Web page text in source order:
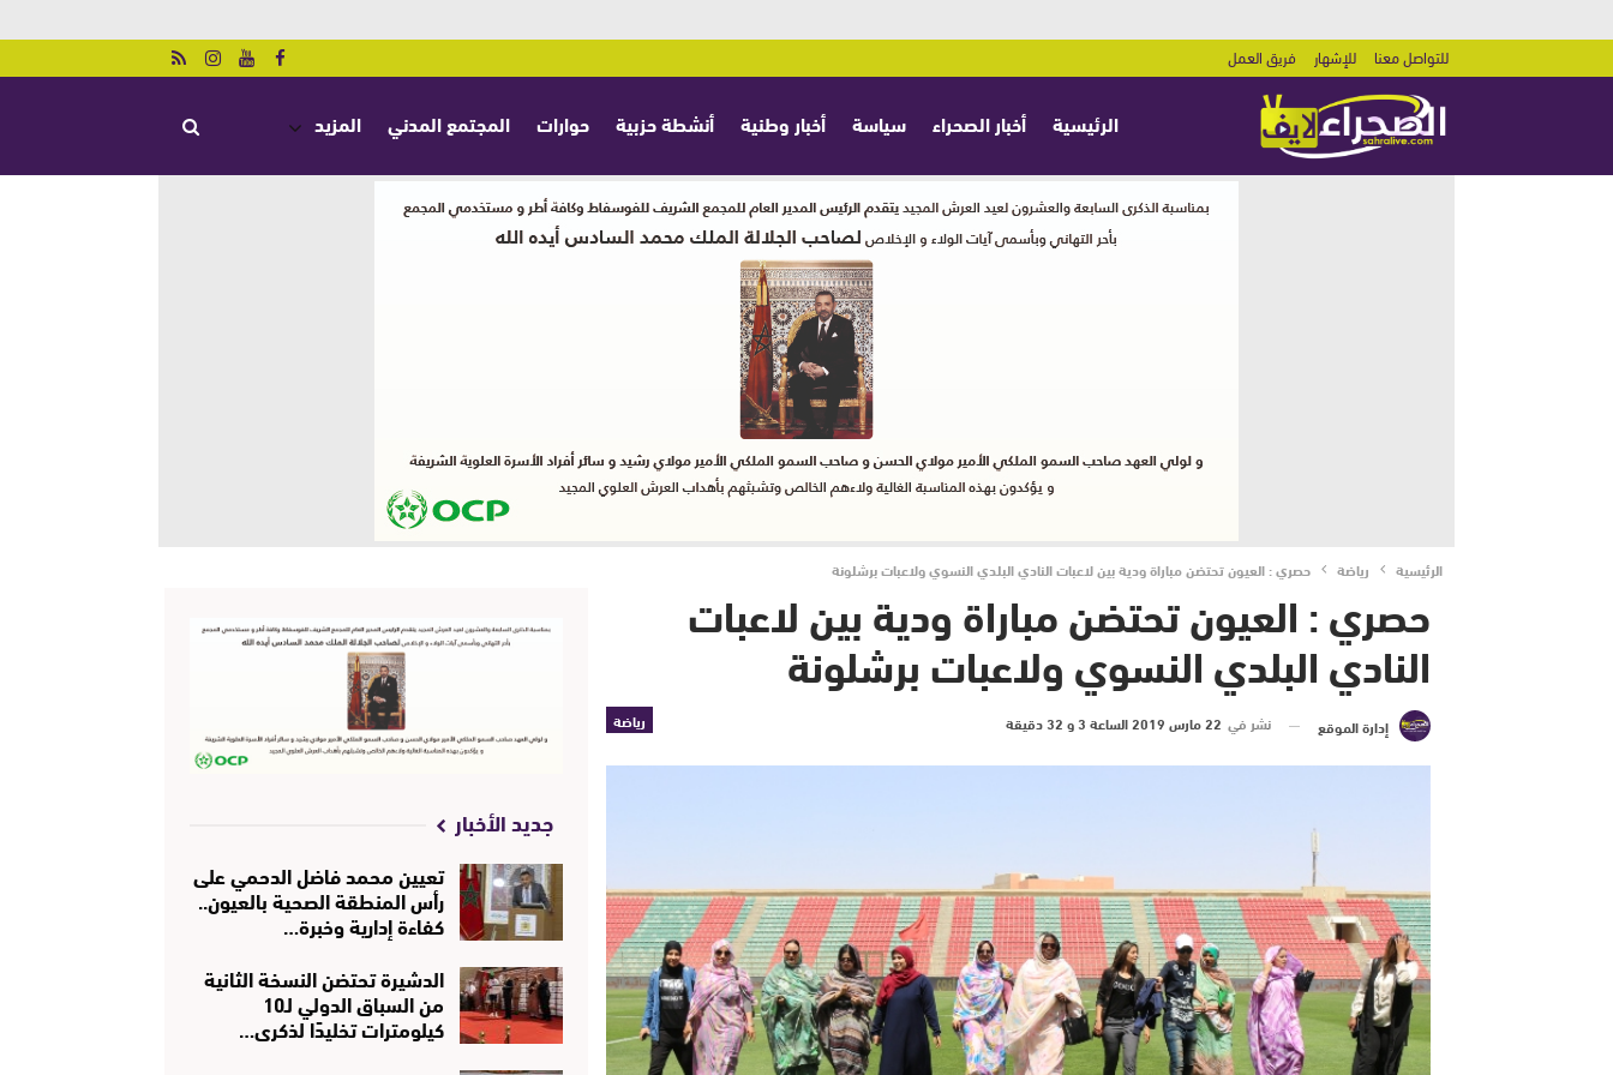
للتواصل معنا للإشهار فريق العمل
الرئيسية أخبار الصحراء سياسة أخبار وطنية أنشطة حزبية حوارات المجتمع المدني المزيد
الرئيسية رياضة حصري : العيون تحتضن مباراة ودية بين لاعبات النادي البلدي النسوي ولاعبات برشلونة
حصري : العيون تحتضن مباراة ودية بين لاعبات
النادي البلدي النسوي ولاعبات برشلونة
رياضة إدارة الموقع نشر في 22 مارس 2019 الساعة 3 و 32 دقيقة
جديد الأخبار
تعيين محمد فاضل الدحمي على
رأس المنطقة الصحية بالعيون..
كفاءة إدارية وخبرة…
الدشيرة تحتضن النسخة الثانية
من السباق الدولي لـ10
كيلومترات تخليدًا لذكرى…